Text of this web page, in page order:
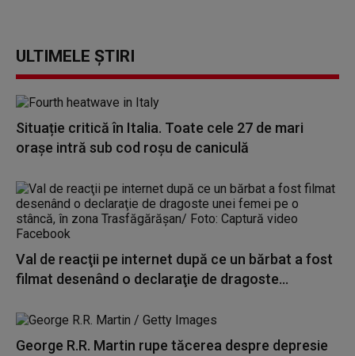
ULTIMELE ȘTIRI
Situație critică în Italia. Toate cele 27 de mari
orașe intră sub cod roșu de caniculă
Val de reacţii pe internet după ce un bărbat a fost
filmat desenând o declaraţie de dragoste...
George R.R. Martin rupe tăcerea despre depresie